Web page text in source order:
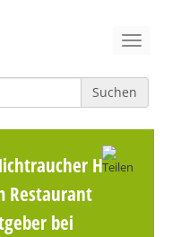
Suchen
Hotel
Restaurant
bei